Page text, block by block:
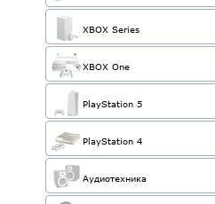
XBOX Series
XBOX One
PlayStation 5
PlayStation 4
Аудиотехника